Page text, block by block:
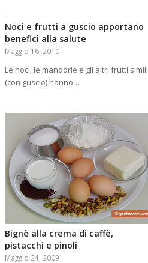
Noci e frutti a guscio apportano
benefici alla salute
Maggio 16, 2010
Le noci, le mandorle e gli altri frutti simili
(con guscio) hanno…
Bignè alla crema di caffè,
pistacchi e pinoli
Maggio 24, 2009